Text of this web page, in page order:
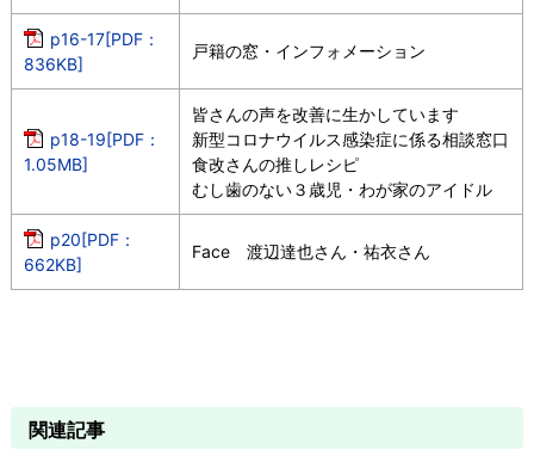
p16-17[PDF：
836KB]
戸籍の窓・インフォメーション
p18-19[PDF：
1.05MB]
皆さんの声を改善に生かしています
新型コロナウイルス感染症に係る相談窓口
食改さんの推しレシピ
むし歯のない３歳児・わが家のアイドル
p20[PDF：
662KB]
Face 渡辺達也さん・祐衣さん
関連記事